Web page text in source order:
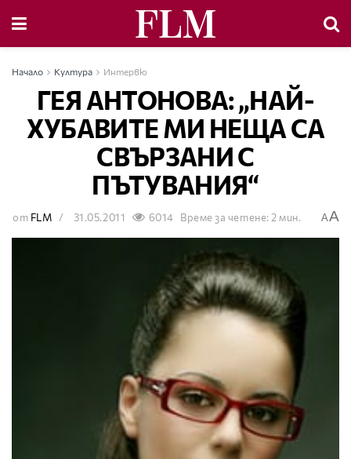
Начало Култура Интервю
ГЕЯ АНТОНОВА: „НАЙ-
ХУБАВИТЕ МИ НЕЩА СА
СВЪРЗАНИ С
ПЪТУВАНИЯ“
от FLM 31.05.2011 6014 Време за четене: 2 мин. AA